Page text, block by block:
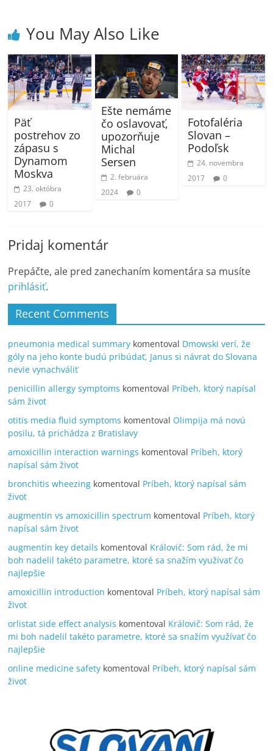
You May Also Like
Päť
postrehov zo
zápasu s
Dynamom
Moskva
23. októbra
2017
0
Ešte nemáme
čo oslavovať,
upozorňuje
Michal
Sersen
2. februára
2024
0
Fotofaléria
Slovan –
Podoľsk
24. novembra
2017
0
Pridaj komentár
Prepáčte, ale pred zanechaním komentára sa musíte
prihlásiť.
Recent Comments
pneumonia medical summary komentoval Dmowski verí, že
góly na jeho konte budú pribúdať, Janus si návrat do Slovana
nevie vynachváliť
penicillin allergy symptoms komentoval Príbeh, ktorý napísal
sám život
otitis media fluid symptoms komentoval Olimpija má novú
posilu, tá prichádza z Bratislavy
amoxicillin interaction warnings komentoval Príbeh, ktorý
napísal sám život
bronchitis wheezing komentoval Príbeh, ktorý napísal sám
život
augmentin vs amoxicillin spectrum komentoval Príbeh, ktorý
napísal sám život
augmentin key details komentoval Královič: Som rád, že mi
boh nadelil takéto parametre, ktoré sa snažím využívať čo
najlepšie
amoxicillin introduction komentoval Príbeh, ktorý napísal sám
život
orlistat side effect analysis komentoval Královič: Som rád, že
mi boh nadelil takéto parametre, ktoré sa snažím využívať čo
najlepšie
online medicine safety komentoval Príbeh, ktorý napísal sám
život